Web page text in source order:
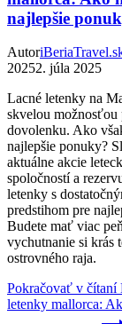
najlepšie
Autor
20252. júla 2025
Lacné letenky na
skvelou možnosťou
dovolenku. Ako
najlepšie ponuky?
aktuálne akcie
spoločností a
letenky s
predstihom pre
Budete mať viac
vychutnanie si krás
ostrovného raja.
Pokračovať v čítaní
letenky mallorca: